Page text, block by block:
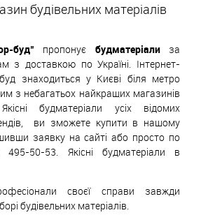
будівельних матеріалів
буд" пропонує будматеріализа
з доставкою по Україні. Інтернет-
знаходиться у Києві біля метро
з небагатьох найкращих магазинів
будматеріали усіх відомих
ви зможете купити в нашому
заявку на сайті або просто по
50-53. Якісні будматеріали в
своєї справи завжди
будівельних матеріалів.